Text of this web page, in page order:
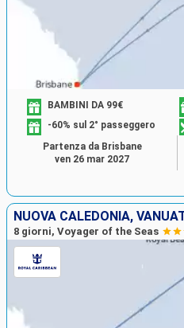
BAMBINI DA 99€
-60% sul 2° passeggero
Partenza da Brisbane
ven 26 mar 2027
NUOVA CALEDONIA,
8 giorni, Voyager of the Seas